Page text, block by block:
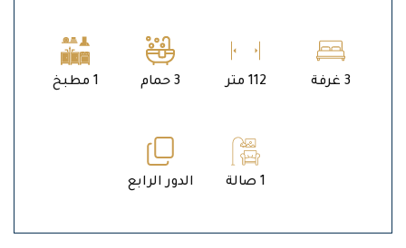
3 غرفة 112 متر 3 حمام 1 مطبخ
1 صالة الدور الرابع